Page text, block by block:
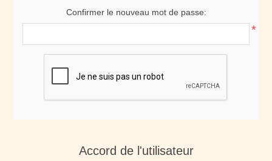
Confirmer le nouveau mot de passe:
*
Accord de l'utilisateur